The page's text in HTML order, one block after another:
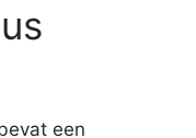
een